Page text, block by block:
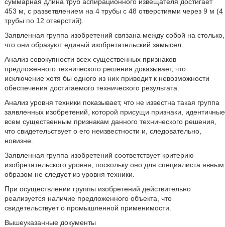
453 м, с разветвлением на 4 трубы с 48 отверстиями через 9 м (4
трубы по 12 отверстий).
Заявленная группа изобретений связана между собой на столько,
что они образуют единый изобретательский замысел.
Анализ совокупности всех существенных признаков
предложенного технического решения доказывает, что
исключение хотя бы одного из них приводит к невозможности
обеспечения достигаемого технического результата.
Анализ уровня техники показывает, что не известна такая группа
заявленных изобретений, которой присущи признаки, идентичные
всем существенным признакам данного технического решения,
что свидетельствует о его неизвестности и, следовательно,
новизне.
Заявленная группа изобретений соответствует критерию
изобретательского уровня, поскольку оно для специалиста явным
образом не следует из уровня техники.
При осуществлении группы изобретений действительно
реализуется наличие предложенного объекта, что
свидетельствует о промышленной применимости.
Вышеуказанные документы